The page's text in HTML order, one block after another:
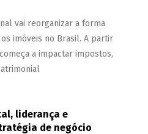
vai reorganizar a forma
imóveis no Brasil. A partir
a impactar impostos,
liderança e
de negócio